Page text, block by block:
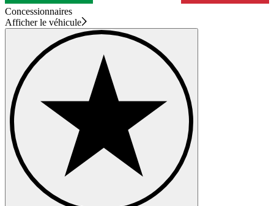
Concessionnaires
Afficher le véhicule